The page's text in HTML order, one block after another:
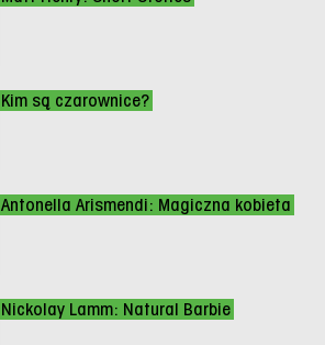
Kim są czarownice?
Antonella Arismendi: Magiczna kobieta
Nickolay Lamm: Natural Barbie